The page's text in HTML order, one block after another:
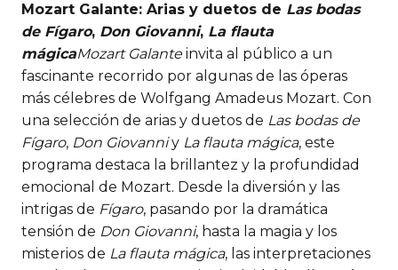
Mozart Galante: Arias y duetos de Las bodas
de Fígaro, Don Giovanni, La flauta
mágicaMozart Galanteinvita al público a un
fascinante recorrido por algunas de las óperas
más célebres de Wolfgang Amadeus Mozart. Con
una selección de arias y duetos de Las bodas de
Fígaro, Don Giovanniy La flauta mágica, este
programa destaca la brillantez y la profundidad
emocional de Mozart. Desde la diversión y las
intrigas de Fígaro, pasando por la dramática
tensión de Don Giovanni, hasta la magia y los
misterios de La flauta mágica, las interpretaciones